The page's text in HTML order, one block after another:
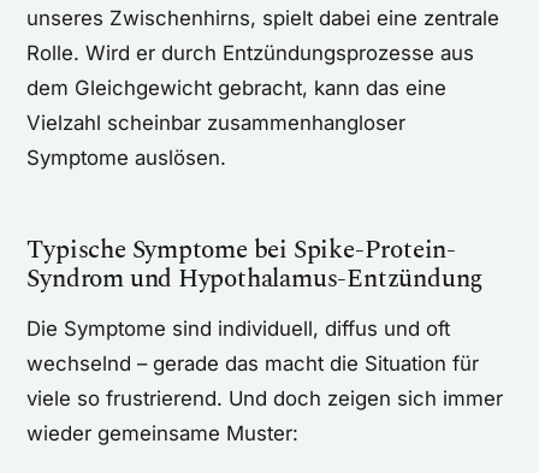
unseres Zwischenhirns, spielt dabei eine zentrale
Rolle. Wird er durch Entzündungsprozesse aus
dem Gleichgewicht gebracht, kann das eine
Vielzahl scheinbar zusammenhangloser
Symptome auslösen.
Typische Symptome bei Spike-Protein-
Syndrom und Hypothalamus-Entzündung
Die Symptome sind individuell, diffus und oft
wechselnd – gerade das macht die Situation für
viele so frustrierend. Und doch zeigen sich immer
wieder gemeinsame Muster: